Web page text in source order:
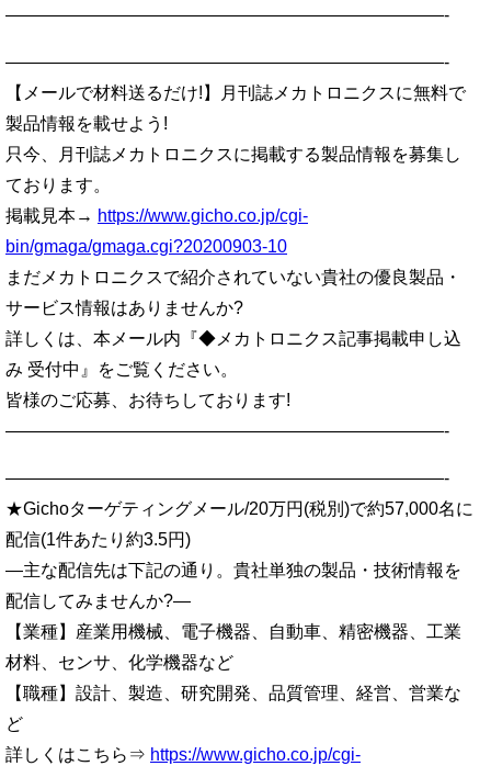
—————————————————————————-
—————————————————————————-
【メールで材料送るだけ!】月刊誌メカトロニクスに無料で
製品情報を載せよう!
只今、月刊誌メカトロニクスに掲載する製品情報を募集し
ております。
掲載見本→ https://www.gicho.co.jp/cgi-
bin/gmaga/gmaga.cgi?20200903-10
まだメカトロニクスで紹介されていない貴社の優良製品・
サービス情報はありませんか?
詳しくは、本メール内『◆メカトロニクス記事掲載申し込
み 受付中』をご覧ください。
皆様のご応募、お待ちしております!
—————————————————————————-
—————————————————————————-
★Gichoターゲティングメール/20万円(税別)で約57,000名に
配信(1件あたり約3.5円)
—主な配信先は下記の通り。貴社単独の製品・技術情報を
配信してみませんか?—
【業種】産業用機械、電子機器、自動車、精密機器、工業
材料、センサ、化学機器など
【職種】設計、製造、研究開発、品質管理、経営、営業な
ど
詳しくはこちら⇒ https://www.gicho.co.jp/cgi-